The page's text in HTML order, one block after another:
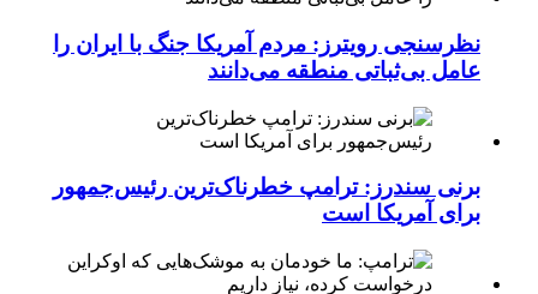
نظرسنجی رویترز: مردم آمریکا جنگ با ایران را
عامل بی‌ثباتی منطقه می‌دانند
برنی سندرز: ترامپ خطرناک‌ترین رئیس‌جمهور
برای آمریکا است